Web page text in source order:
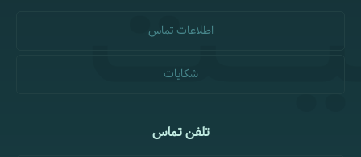
اطلاعات تماس
شکایات
تلفن تماس